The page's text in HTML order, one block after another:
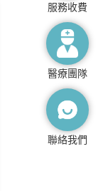
服務收費
醫療團隊
聯絡我們